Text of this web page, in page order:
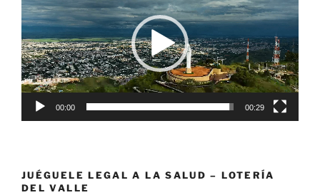
vídeo
00:00 00:29
JUÉGUELE LEGAL A LA SALUD – LOTERÍA
DEL VALLE